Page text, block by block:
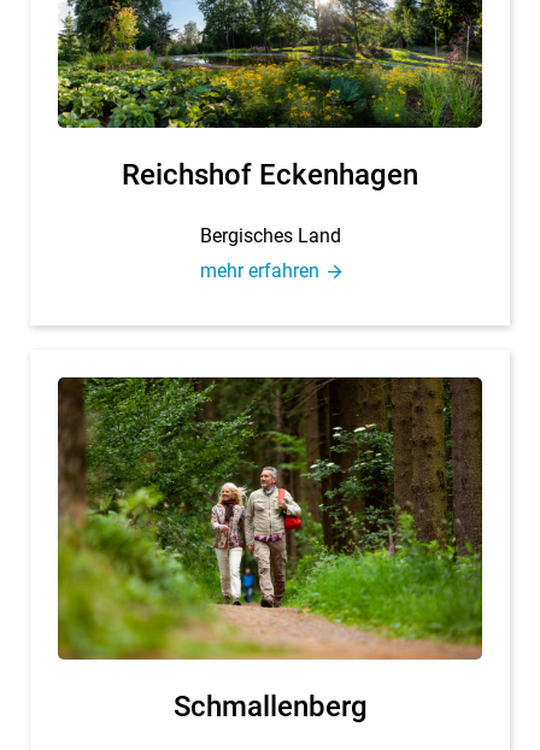
Reichs­hof Eckenhagen
Ber­gi­sches Land
mehr er­fah­ren
Schmal­len­berg